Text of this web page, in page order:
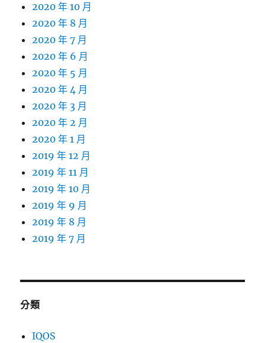
2020 年 10 月
2020 年 8 月
2020 年 7 月
2020 年 6 月
2020 年 5 月
2020 年 4 月
2020 年 3 月
2020 年 2 月
2020 年 1 月
2019 年 12 月
2019 年 11 月
2019 年 10 月
2019 年 9 月
2019 年 8 月
2019 年 7 月
分類
IQOS